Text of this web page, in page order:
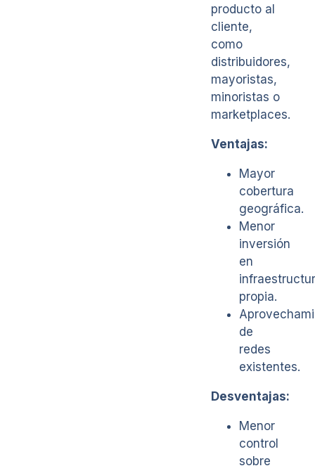
producto al
cliente,
como
distribuidores,
mayoristas,
minoristas o
marketplaces.
Ventajas:
Mayor
cobertura
geográfica.
Menor
inversión
en
propia.
de
redes
existentes.
Desventajas:
Menor
control
sobre